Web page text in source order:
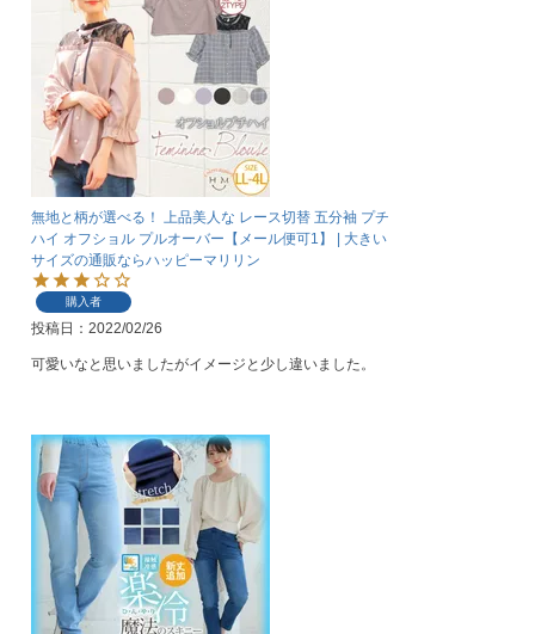
無地と柄が選べる！ 上品美人な レース切替 五分袖 プチ
ハイ オフショル プルオーバー【メール便可1】 | 大きい
サイズの通販ならハッピーマリリン
購入者
投稿日 2022/02/26
可愛いなと思いましたがイメージと少し違いました。